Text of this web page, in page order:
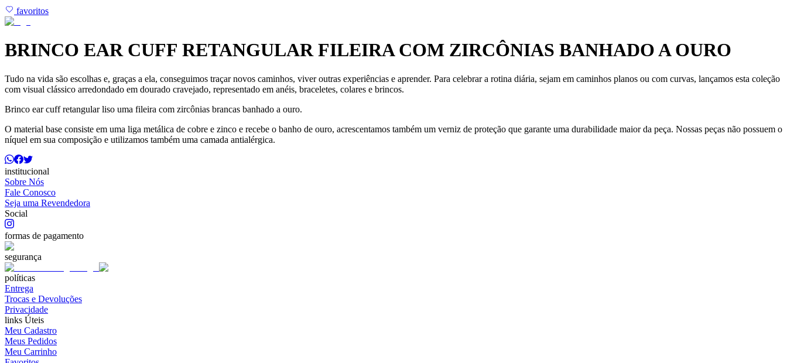
favoritos
BRINCO EAR CUFF RETANGULAR FILEIRA COM ZIRCÔNIAS BANHADO A OURO
Tudo na vida são escolhas e, graças a ela, conseguimos traçar novos caminhos, viver outras experiências e aprender. Para celebrar a rotina diária, sejam em caminhos planos ou com curvas, lançamos esta coleção
com visual clássico arredondado em dourado cravejado, representado em anéis, braceletes, colares e brincos.
Brinco ear cuff retangular liso uma fileira com zircônias brancas banhado a ouro.
O material base consiste em uma liga metálica de cobre e zinco e recebe o banho de ouro, acrescentamos também um verniz de proteção que garante uma durabilidade maior da peça. Nossas peças não possuem o
níquel em sua composição e utilizamos também uma camada antialérgica.
institucional
Sobre Nós
Fale Conosco
Seja uma Revendedora
Social
formas de pagamento
segurança
políticas
Entrega
Trocas e Devoluções
Privacidade
links Úteis
Meu Cadastro
Meus Pedidos
Meu Carrinho